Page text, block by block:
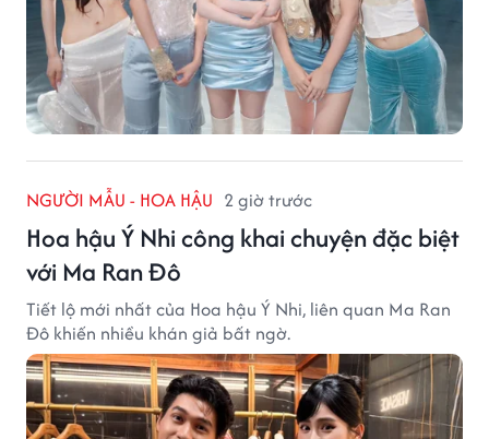
NGƯỜI MẪU - HOA HẬU 2 giờ trước
Hoa hậu Ý Nhi công khai chuyện đặc biệt
với Ma Ran Đô
Tiết lộ mới nhất của Hoa hậu Ý Nhi, liên quan Ma Ran
Đô khiến nhiều khán giả bất ngờ.